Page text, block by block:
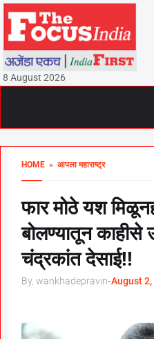
8 August 2026
HOME » आपला महाराष्ट्र
फार मोठे यश
बोलण्यातून
चंद्रकांत देसाई!!
By, wankhadepravin-August